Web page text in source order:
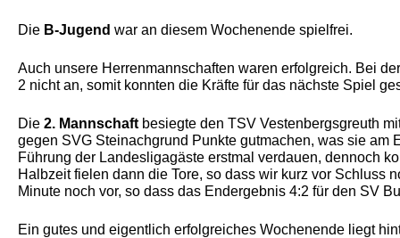
Die B-Jugend war an diesem Wochenende spielfrei.
Auch unsere Herrenmannschaften waren erfolgreich. Bei
2 nicht an, somit konnten die Kräfte für das nächste Spiel
Die 2. Mannschaft besiegte den TSV Vestenbergsgreuth
gegen SVG Steinachgrund Punkte gutmachen, was sie
Führung der Landesligagäste erstmal verdauen, dennoch
Halbzeit fielen dann die Tore, so dass wir kurz vor Schluss
Minute noch vor, so dass das Endergebnis 4:2 für den SV
Ein gutes und eigentlich erfolgreiches Wochenende liegt